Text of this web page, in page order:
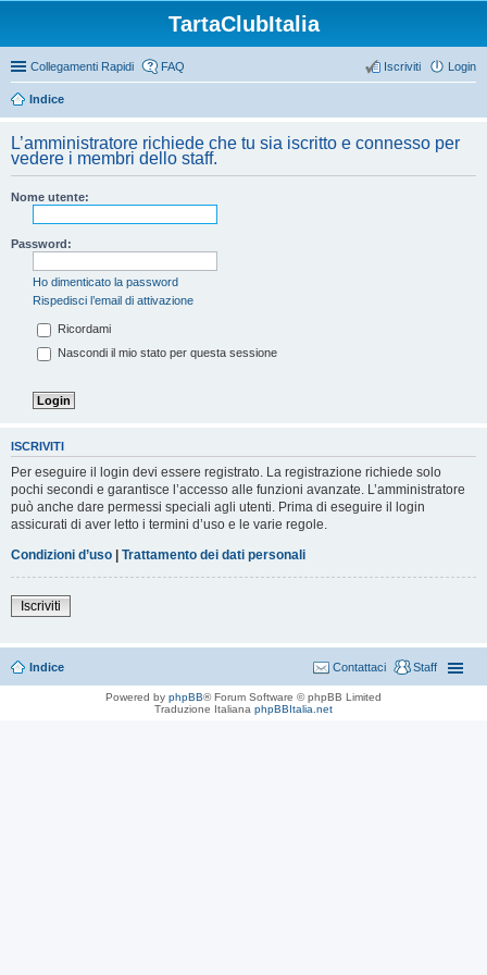
TartaClubItalia
Collegamenti Rapidi FAQ Login
Iscriviti
Indice
L’amministratore richiede che tu sia iscritto e connesso per
vedere i membri dello staff.
Nome utente:
Password:
Ho dimenticato la password
Rispedisci l’email di attivazione
Ricordami
Nascondi il mio stato per questa sessione
ISCRIVITI
Per eseguire il login devi essere registrato. La registrazione richiede solo
pochi secondi e garantisce l’accesso alle funzioni avanzate. L’amministratore
può anche dare permessi speciali agli utenti. Prima di eseguire il login
assicurati di aver letto i termini d’uso e le varie regole.
Condizioni d’uso | Trattamento dei dati personali
Iscriviti
Indice Staff
Contattaci
Powered by phpBB® Forum Software © phpBB Limited
Traduzione Italiana phpBBItalia.net